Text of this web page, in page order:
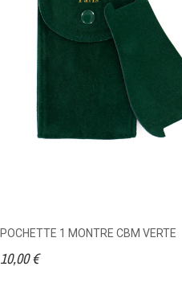
POCHETTE 1 MONTRE CBM VERTE
10,00 €